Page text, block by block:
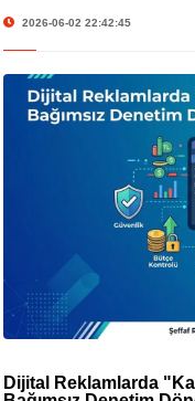
2026-06-02 22:42:45
Dijital Reklamlarda